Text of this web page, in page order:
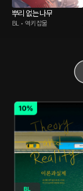
뿌리 없는 나무
BL • 역키잡물